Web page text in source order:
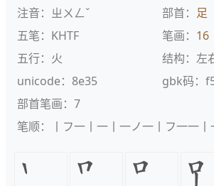
注音：ㄓㄨㄥˇ
部首： 足
五笔：KHTF
笔画： 16
五行：火
结构：左
unicode：8e35
gbk码：
部首笔画：7
笔顺：丨フ一丨一丨一ノ一丨フ一一丨